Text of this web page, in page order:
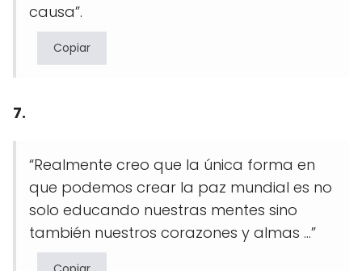
causa”.
Copiar
7.
“Realmente creo que la única forma en
que podemos crear la paz mundial es no
solo educando nuestras mentes sino
también nuestros corazones y almas …”